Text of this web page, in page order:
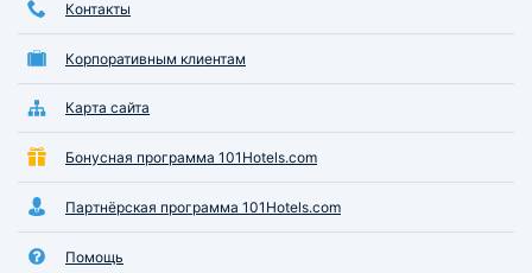
Контакты
Корпоративным клиентам
Карта сайта
Бонусная программа 101Hotels.com
Партнёрская программа 101Hotels.com
Помощь